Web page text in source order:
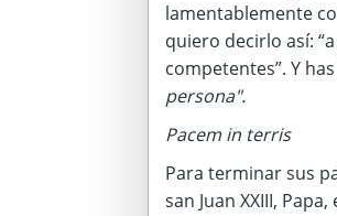
lamentablemente
quiero decirlo así:
competentes”. Y
persona".
Pacem in terris
Para terminar sus
san Juan XXIII,